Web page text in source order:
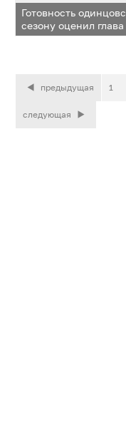
Готовность
сезону оценил
предыдущая 1
следующая